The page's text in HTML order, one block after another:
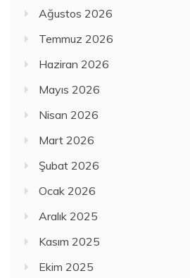
Ağustos 2026
Temmuz 2026
Haziran 2026
Mayıs 2026
Nisan 2026
Mart 2026
Şubat 2026
Ocak 2026
Aralık 2025
Kasım 2025
Ekim 2025